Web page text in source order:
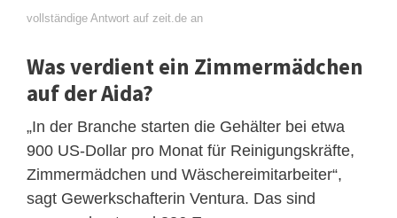
vollständige Antwort auf zeit.de an
Was verdient ein Zimmermädchen
auf der Aida?
„In der Branche starten die Gehälter bei etwa
900 US-Dollar pro Monat für Reinigungskräfte,
Zimmermädchen und Wäschereimitarbeiter“,
sagt Gewerkschafterin Ventura. Das sind